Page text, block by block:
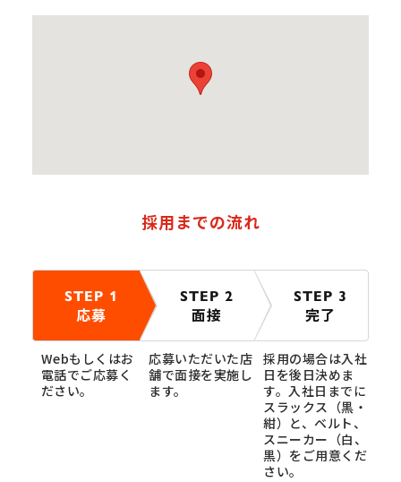
採用までの流れ
STEP 1
応募
Webもしくはお
電話でご応募く
ださい。
STEP 2
面接
応募いただいた店
舗で面接を実施し
ます。
STEP 3
完了
採用の場合は入社
日を後日決めま
す。入社日までに
スラックス（黒・
紺）と、ベルト、
スニーカー（白、
黒）をご用意くだ
さい。